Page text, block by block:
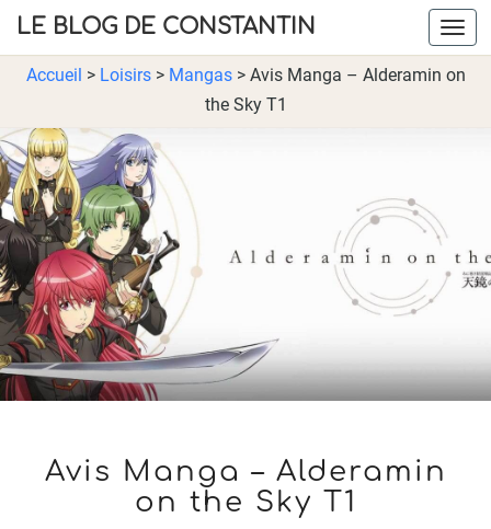
LE BLOG DE CONSTANTIN
Accueil > Loisirs> Mangas> Avis Manga – Alderamin on
the Sky T1
MANGA
–
ALDERAMIN
Avis Manga – Alderamin
on the Sky T1